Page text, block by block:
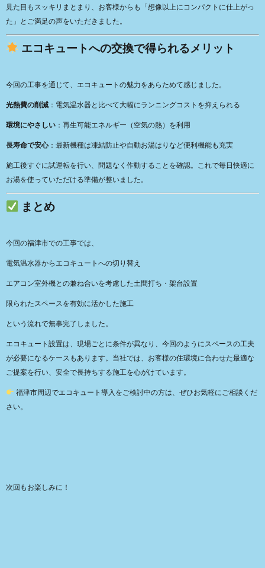
見た目もスッキリまとまり、お客様からも「想像以上にコンパクトに仕上がっ
た」とご満足の声をいただきました。
エコキュートへの交換で得られるメリット
今回の工事を通じて、エコキュートの魅力をあらためて感じました。
光熱費の削減 ：電気温水器と比べて大幅にランニングコストを抑えられる
環境にやさしい ：再生可能エネルギー（空気の熱）を利用
長寿命で安心：最新機種は凍結防止や自動お湯はりなど便利機能も充実
施工後すぐに試運転を行い、問題なく作動することを確認。これで毎日快適に
お湯を使っていただける準備が整いました。
まとめ
今回の福津市での工事では、
電気温水器からエコキュートへの切り替え
エアコン室外機との兼ね合いを考慮した土間打ち・架台設置
限られたスペースを有効に活かした施工
という流れで無事完了しました。
エコキュート設置は、現場ごとに条件が異なり、今回のようにスペースの工夫
が必要になるケースもあります。当社では、お客様の住環境に合わせた最適な
ご提案を行い、安全で長持ちする施工を心がけています。
福津市周辺でエコキュート導入をご検討中の方は、ぜひお気軽にご相談くだ
さい。
次回もお楽しみに！